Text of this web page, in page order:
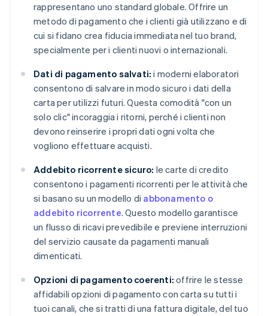
rappresentano uno standard globale. Offrire un
metodo di pagamento che i clienti già utilizzano e di
cui si fidano crea fiducia immediata nel tuo brand,
specialmente per i clienti nuovi o internazionali.
Dati di pagamento salvati: i moderni elaboratori
consentono di salvare in modo sicuro i dati della
carta per utilizzi futuri. Questa comodità "con un
solo clic" incoraggia i ritorni, perché i clienti non
devono reinserire i propri dati ogni volta che
vogliono effettuare acquisti.
Addebito ricorrente sicuro: le carte di credito
consentono i pagamenti ricorrenti per le attività che
si basano su un modello di abbonamento o
addebito ricorrente. Questo modello garantisce
un flusso di ricavi prevedibile e previene interruzioni
del servizio causate da pagamenti manuali
dimenticati.
Opzioni di pagamento coerenti: offrire le stesse
affidabili opzioni di pagamento con carta su tutti i
tuoi canali, che si tratti di una fattura digitale, del tuo